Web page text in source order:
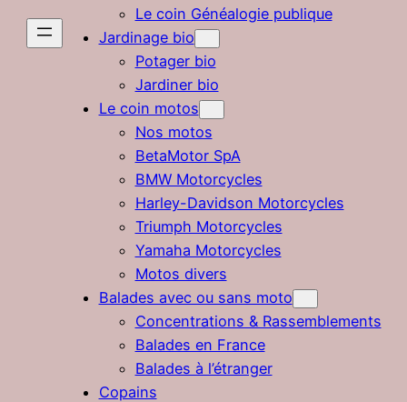
Le coin Généalogie publique
Jardinage bio
Potager bio
Jardiner bio
Le coin motos
Nos motos
BetaMotor SpA
BMW Motorcycles
Harley-Davidson Motorcycles
Triumph Motorcycles
Yamaha Motorcycles
Motos divers
Balades avec ou sans moto
Concentrations & Rassemblements
Balades en France
Balades à l’étranger
Copains